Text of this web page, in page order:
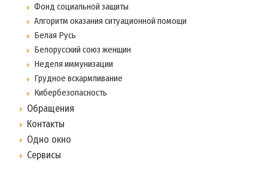
Фонд социальной защиты
Алгоритм оказания ситуационной помощи
Белая Русь
Белорусский союз женщин
Неделя иммунизации
Грудное вскармливание
Кибербезопасность
Обращения
Контакты
Одно окно
Сервисы